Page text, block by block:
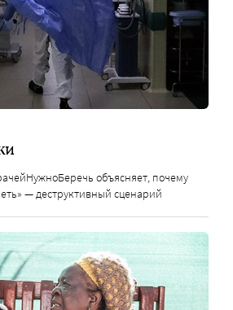
объясняет, почему
— деструктивный сценарий